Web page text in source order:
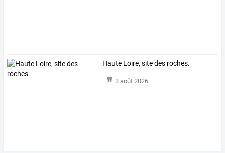
Haute Loire, site des roches.
3 août 2026